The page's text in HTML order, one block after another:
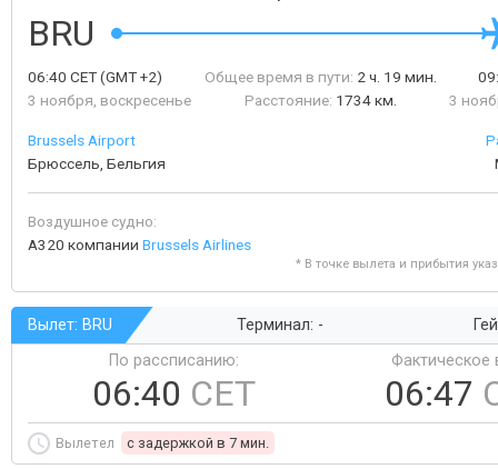
BRU
06:40 CET(GMT +2)
3 ноября, воскресенье
Общее время в пути: 2 ч. 19 мин.
Расстояние: 1734 км.
3
Brussels Airport
Брюссель, Бельгия
Воздушное судно:
A320 компании Brussels Airlines
* В точке вылета и прибытия
Вылет: BRU Терминал: -
По рассписанию:
06:40 CET
Фактическое
06:47
Вылетел c задержкой в 7 мин.